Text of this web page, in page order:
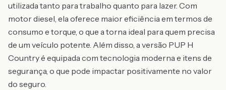
utilizada tanto para trabalho quanto para lazer. Com
motor diesel, ela oferece maior eficiência em termos de
consumo e torque, o que a torna ideal para quem precisa
de um veículo potente. Além disso, a versão PUP H
Country é equipada com tecnologia moderna e itens de
segurança, o que pode impactar positivamente no valor
do seguro.